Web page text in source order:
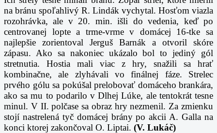
na bránu spoľahlivý R. Lindák vychytal. Hosťom viazla
rozohrávka, ale v 20. min. išli do vedenia, keď po
centrovanej lopte a trme-vrme v domácej 16-tke sa
najlepšie zorientoval Jerguš Barnák a otvoril skóre
zápasu. Ako sa nakoniec ukázalo bol to jediný gól
stretnutia. Hostia mali viac z hry, snažili sa hrať
kombinačne, ale zlyhávali vo finálnej fáze. Strelec
prvého gólu sa pokúšal prelobovať domáceho brankára,
ako sa mu to podarilo v Dlhej Lúke, ale tentokrát tesne
minul. V II. polčase sa obraz hry nezmenil. Za zmienku
stojí nastrelená tyč domácej brány po akcii A. Galla na
konci ktorej zakončoval O. Liptai. (V. Lukáč)